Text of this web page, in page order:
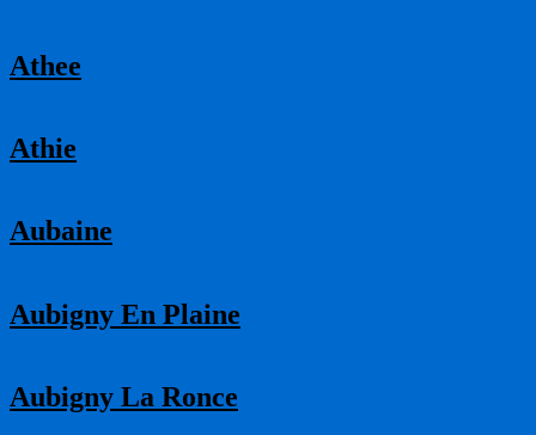
Athee
Athie
Aubaine
Aubigny En Plaine
Aubigny La Ronce